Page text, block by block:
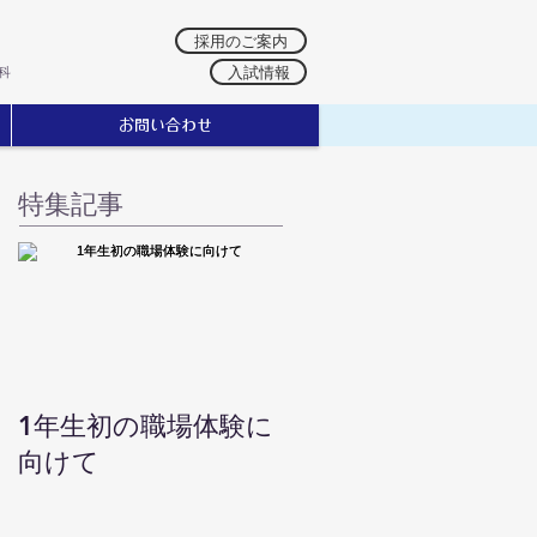
採用のご案内
入試情報
お問い合わせ
特集記事
1年生初の職場体験に
向けて